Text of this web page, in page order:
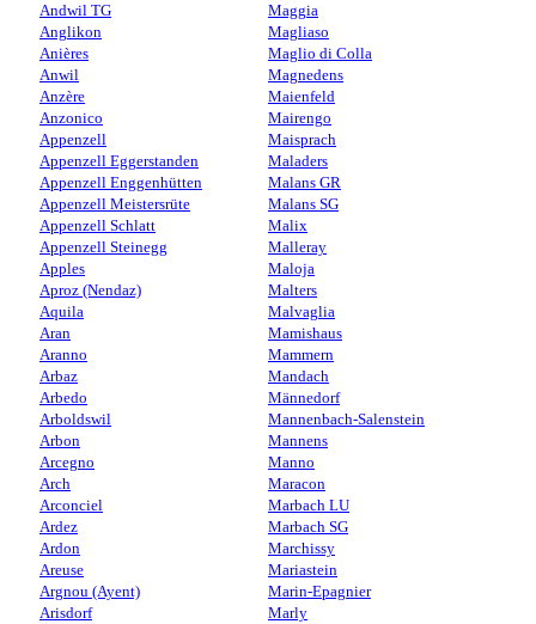
Andwil TG
Anglikon
Anières
Anwil
Anzère
Anzonico
Appenzell
Appenzell Eggerstanden
Appenzell Enggenhütten
Appenzell Meistersrüte
Appenzell Schlatt
Appenzell Steinegg
Apples
Aproz (Nendaz)
Aquila
Aran
Aranno
Arbaz
Arbedo
Arboldswil
Arbon
Arcegno
Arch
Arconciel
Ardez
Ardon
Areuse
Argnou (Ayent)
Arisdorf
Maggia
Magliaso
Maglio di Colla
Magnedens
Maienfeld
Mairengo
Maisprach
Maladers
Malans GR
Malans SG
Malix
Malleray
Maloja
Malters
Malvaglia
Mamishaus
Mammern
Mandach
Männedorf
Mannenbach-Salenstein
Mannens
Manno
Maracon
Marbach LU
Marbach SG
Marchissy
Mariastein
Marin-Epagnier
Marly